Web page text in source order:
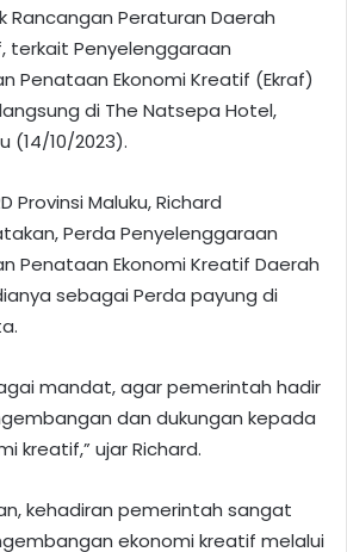
Rancangan Peraturan Daerah
terkait Penyelenggaraan
Penataan Ekonomi Kreatif (Ekraf)
di The Natsepa Hotel,
(14/10/2023).
Provinsi Maluku, Richard
Perda Penyelenggaraan
Penataan Ekonomi Kreatif Daerah
sebagai Perda payung di
mandat, agar pemerintah hadir
dan dukungan kepada
kreatif,” ujar Richard.
kehadiran pemerintah sangat
ekonomi kreatif melalui